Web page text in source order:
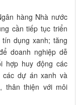
hàng Nhà nước
cần tiếp tục triển
dụng xanh; tăng
doanh nghiệp dễ
hợp huy động các
các dự án xanh và
thân thiện với môi